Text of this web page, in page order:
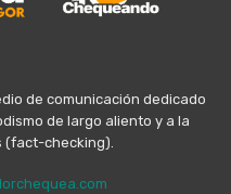
de comunicación dedicado
de largo aliento y a la
(fact-checking).